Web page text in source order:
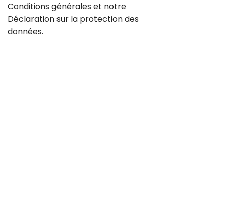
Conditions générales et notre
Déclaration sur la protection des
données.